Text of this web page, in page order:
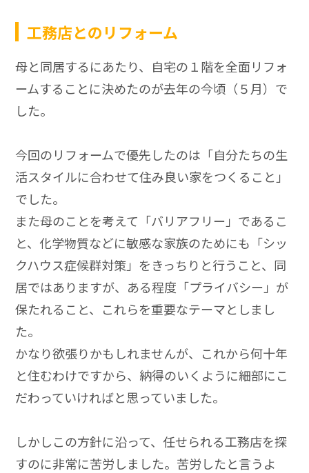
工務店とのリフォーム
母と同居するにあたり、自宅の１階を全面リフォ
ームすることに決めたのが去年の今頃（５月）で
した。
今回のリフォームで優先したのは「自分たちの生
活スタイルに合わせて住み良い家をつくること」
でした。
また母のことを考えて「バリアフリー」であるこ
と、化学物質などに敏感な家族のためにも「シッ
クハウス症候群対策」をきっちりと行うこと、同
居ではありますが、ある程度「プライバシー」が
保たれること、これらを重要なテーマとしまし
た。
かなり欲張りかもしれませんが、これから何十年
と住むわけですから、納得のいくように細部にこ
だわっていければと思っていました。
しかしこの方針に沿って、任せられる工務店を探
すのに非常に苦労しました。苦労したと言うよ